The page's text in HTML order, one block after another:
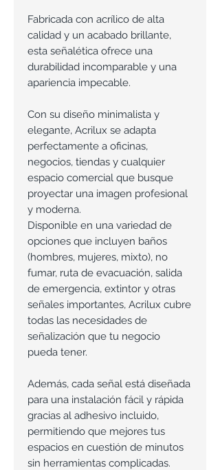
Fabricada con acrílico de alta
calidad y un acabado brillante,
esta señalética ofrece una
durabilidad incomparable y una
apariencia impecable.
Con su diseño minimalista y
elegante, Acrilux se adapta
perfectamente a oficinas,
negocios, tiendas y cualquier
espacio comercial que busque
proyectar una imagen profesional
y moderna.
Disponible en una variedad de
opciones que incluyen baños
(hombres, mujeres, mixto), no
fumar, ruta de evacuación, salida
de emergencia, extintor y otras
señales importantes, Acrilux cubre
todas las necesidades de
señalización que tu negocio
pueda tener.
Además, cada señal está diseñada
para una instalación fácil y rápida
gracias al adhesivo incluido,
permitiendo que mejores tus
espacios en cuestión de minutos
sin herramientas complicadas.